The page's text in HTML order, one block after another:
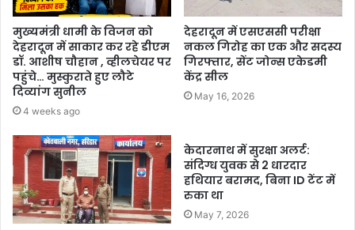
मुख्यमंत्री धामी के विजन को
देहरादून में साकार कर रहे डीएम
डॉ. आशीष चौहान , व्हीलचेयर पर
पहुंचे… मुस्कुराते हुए लौटे
दिव्यांग सुनील
4 weeks ago
देहरादून में एसएससी परीक्षा
नकल गिरोह का एक और सदस्य
गिरफ्तार, सेंट जोन्स एकेडमी
केंद्र सील
May 16, 2026
केदारनाथ में सुरक्षा अलर्ट:
संदिग्ध युवक से 2 धारदार
हथियार बरामद, बिना ID टेंट में
रुका था
May 7, 2026